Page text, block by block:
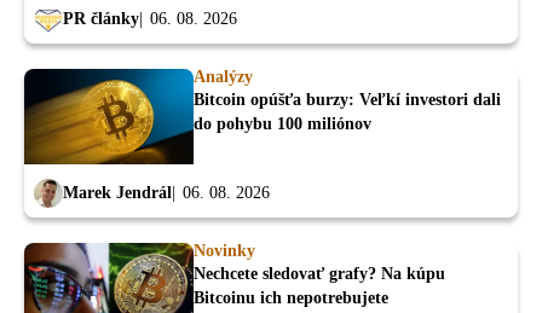
PR články 06. 08. 2026
Analýzy
Bitcoin opúšťa burzy: Veľkí investori dali
do pohybu 100 miliónov
Marek Jendrál 06. 08. 2026
Novinky
Nechcete sledovať grafy? Na kúpu
Bitcoinu ich nepotrebujete